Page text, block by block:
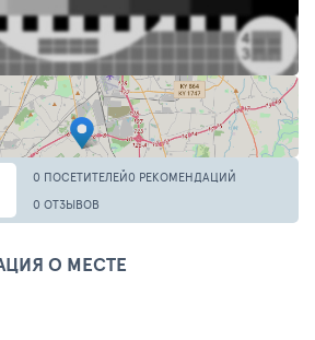
0 ПОСЕТИТЕЛЕЙ0 РЕКОМЕНДАЦИЙ
0 ОТЗЫВОВ
О МЕСТЕ